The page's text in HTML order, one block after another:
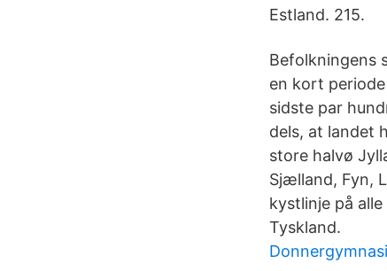
Estland. 215.
Befolkningens
en kort
sidste par
dels, at landet
store halvø
Sjælland, Fyn,
kystlinje på
Tyskland.